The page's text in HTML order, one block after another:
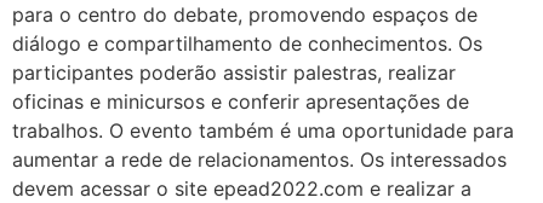
para o centro do debate, promovendo espaços de
diálogo e compartilhamento de conhecimentos. Os
participantes poderão assistir palestras, realizar
oficinas e minicursos e conferir apresentações de
trabalhos. O evento também é uma oportunidade para
aumentar a rede de relacionamentos. Os interessados
devem acessar o site epead2022.com e realizar a